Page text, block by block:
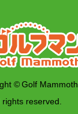
© Golf Mammoth
rights reserved.